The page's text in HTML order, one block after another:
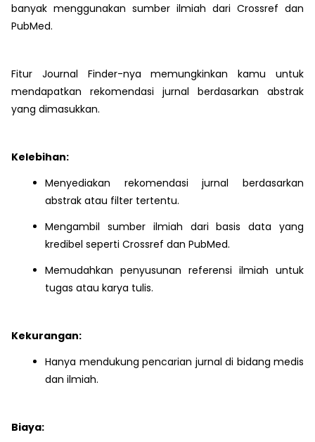
banyak menggunakan sumber ilmiah dari Crossref dan
PubMed.
Fitur Journal Finder-nya memungkinkan kamu untuk
mendapatkan rekomendasi jurnal berdasarkan abstrak
yang dimasukkan.
Kelebihan:
Menyediakan rekomendasi jurnal berdasarkan
abstrak atau filter tertentu.
Mengambil sumber ilmiah dari basis data yang
kredibel seperti Crossref dan PubMed.
Memudahkan penyusunan referensi ilmiah untuk
tugas atau karya tulis.
Kekurangan:
Hanya mendukung pencarian jurnal di bidang medis
dan ilmiah.
Biaya: